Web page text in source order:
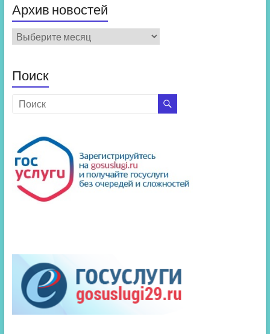
Архив новостей
Архив
новостей
Поиск